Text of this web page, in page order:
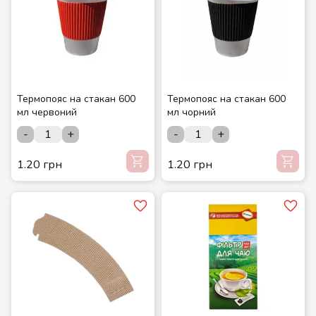
Термопояс на стакан 600
мл червоний
-
+
1.20 грн
Термопояс на стакан 600
мл чорний
-
+
1.20 грн